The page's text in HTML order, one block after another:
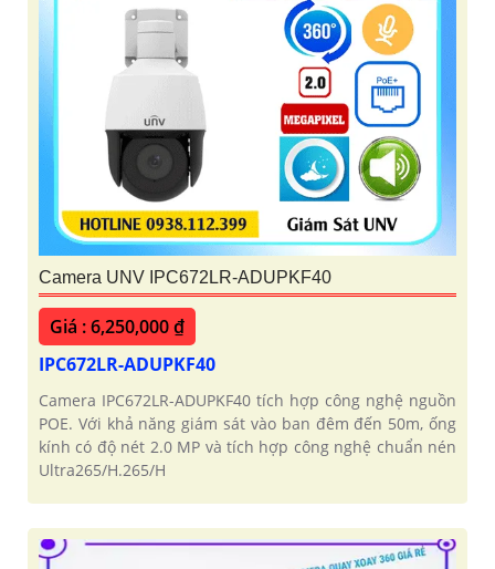
Camera UNV IPC672LR-ADUPKF40
Giá : 6,250,000 ₫
IPC672LR-ADUPKF40
Camera IPC672LR-ADUPKF40 tích hợp công nghệ nguồn
POE. Với khả năng giám sát vào ban đêm đến 50m, ống
kính có độ nét 2.0 MP và tích hợp công nghệ chuẩn nén
Ultra265/H.265/H